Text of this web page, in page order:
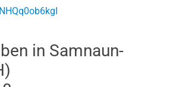
in Samnaun-